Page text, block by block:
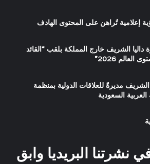
إعلامية تُراهن على المحتوى الهادف
داليا الشريف خارج المملكة بلقب “القائد
2026”
الشريف مديرةً للعلاقات الدولية بمنظمة
نشرتنا البريديا وابق